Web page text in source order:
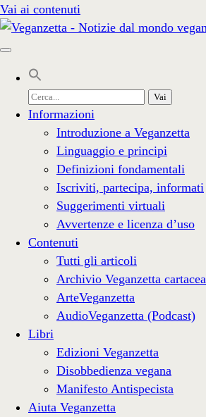
Vai ai contenuti
Cerca
per:
Informazioni
Introduzione a Veganzetta
Linguaggio e principi
Definizioni fondamentali
Iscriviti, partecipa, informati
Suggerimenti virtuali
Avvertenze e licenza d’uso
Contenuti
Tutti gli articoli
Archivio Veganzetta cartacea
ArteVeganzetta
AudioVeganzetta (Podcast)
Libri
Edizioni Veganzetta
Disobbedienza vegana
Manifesto Antispecista
Aiuta Veganzetta